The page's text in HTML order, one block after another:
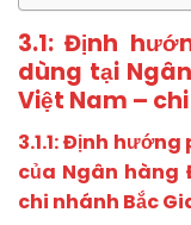
3.1: Định
dùng tại
Việt Nam –
3.1.1: Định
của Ngân hàng
chi nhánh Bắc